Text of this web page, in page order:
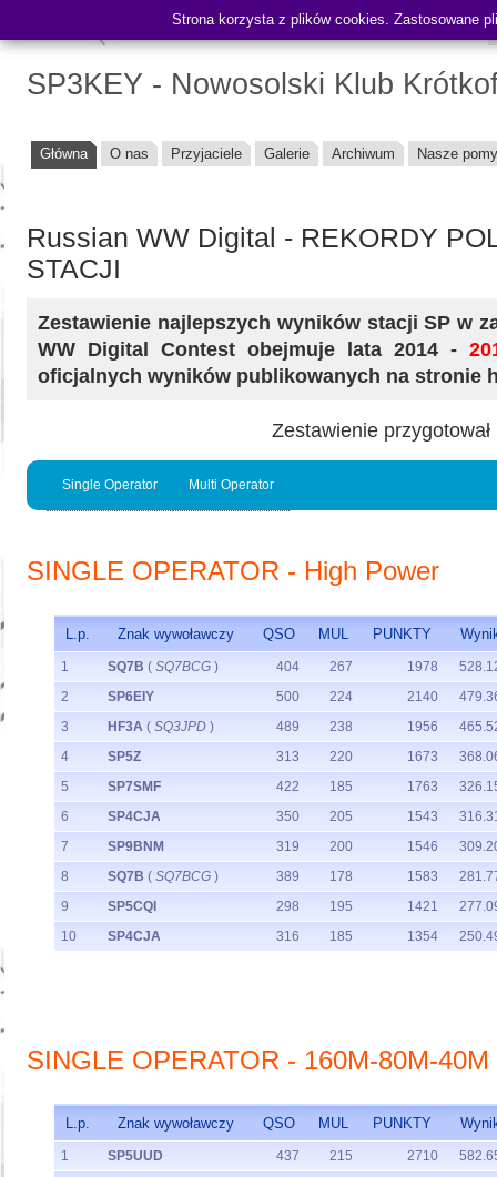
SP3KEY - Nowosolski Klub
Główna O nas Przyjaciele Galerie Archiwum Nasze
Russian WW Digital - REKORDY
STACJI
Zestawienie najlepszych wyników stacji SP w
WW Digital Contest obejmuje lata 2014 -
oficjalnych wyników publikowanych na stronie
Zestawienie przygotował
Single Operator Multi Operator
SINGLE OPERATOR - High Power
L.p. Znak wywoławczy QSO MUL PUNKTY
1 SQ7B ( SQ7BCG ) 404 267 1978
2
SP6EIY 500 224 2140
3
HF3A ( SQ3JPD ) 489 238 1956
4
SP5Z 313 220 1673
5
SP7SMF 422 185 1763
6
SP4CJA 350 205 1543
7
SP9BNM 319 200 1546
8
SQ7B ( SQ7BCG ) 389 178 1583
9
SP5CQI 298 195 1421
10
SP4CJA 316 185 1354
SINGLE OPERATOR - 160M-80M-40M
L.p. Znak wywoławczy QSO MUL PUNKTY
1 SP5UUD 437 215 2710
Strona korzysta z plików cookies. Zastosowane